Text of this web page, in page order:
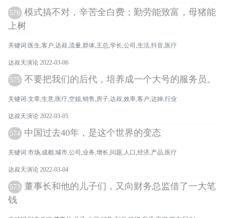
576 模式搞不对，辛苦全白费；勤劳能致富，母猪能
上树
关键词:医生,客户,达叔,流量,群体,王总,学长,公司,生活,抖音,医疗
达叔天演论 2022-03-06
575 不要把我们的后代，培养成一个大号的服务员。
关键词:文章,生意,医疗,空姐,销售,房子,达叔,效率,客户,达婶,行业
达叔天演论 2022-03-05
574 中国过去40年，是这个世界的变态
关键词:市场,成都,城市,公司,业务,增长,问题,人口,经济,产品,医疗
达叔天演论 2022-03-04
573 董事长和他的儿子们，又向财务总监借了一大笔
钱